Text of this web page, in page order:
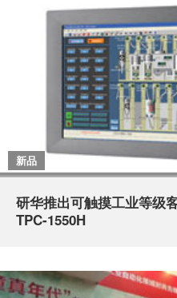
新品
研华推出可触摸工业等级
TPC-1550H